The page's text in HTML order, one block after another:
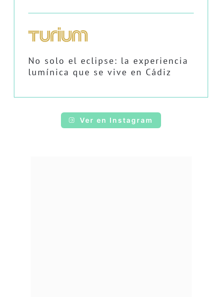
No solo el eclipse: la experiencia
lumínica que se vive en Cádiz
Ver en Instagram